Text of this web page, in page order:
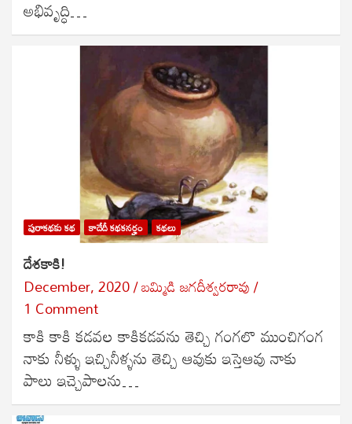
అభివృద్ధి…
పురాకథకు కథ కాదేదీ కథకనర్హం కథలు
దేశకాకి!
December, 2020 బ‌మ్మిడి జ‌గ‌దీశ్వ‌ర‌రావు
1 Comment
కాకి కాకి కడవల కాకికడవను తెచ్చి గంగలొ ముంచిగంగ
నాకు నీళ్ళు ఇచ్చినీళ్ళను తెచ్చి ఆవుకు ఇస్తెఆవు నాకు
పాలు ఇచ్చెపాలను…